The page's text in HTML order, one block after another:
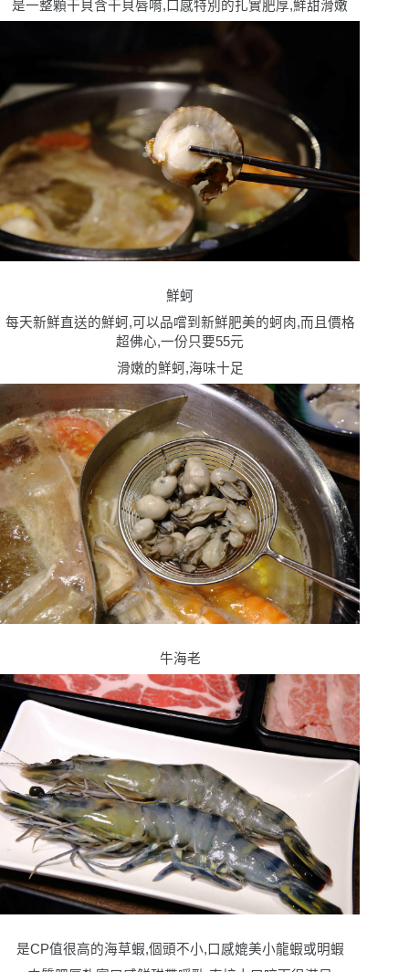
是一整顆干貝含干貝唇唷,口感特別的扎實肥厚,鮮甜滑嫩
鮮蚵
每天新鮮直送的鮮蚵,可以品嚐到新鮮肥美的蚵肉,而且價格
超佛心,一份只要55元
滑嫩的鮮蚵,海味十足
牛海老
是CP值很高的海草蝦,個頭不小,口感媲美小龍蝦或明蝦